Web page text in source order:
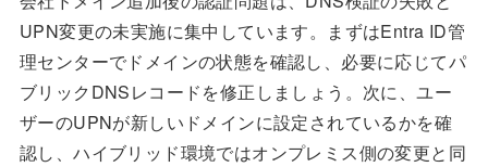
UPN変更の未実施に集中しています。まずはEntra ID管
理センターでドメインの状態を確認し、必要に応じてパ
ブリックDNSレコードを修正しましょう。次に、ユー
ザーのUPNが新しいドメインに設定されているかを確
認し、ハイブリッド環境ではオンプレミス側の変更と同